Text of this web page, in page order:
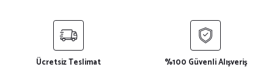
Ücretsiz Teslimat %100 Güvenli Alışveriş